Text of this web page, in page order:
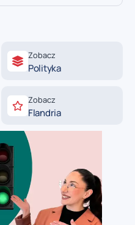
Zobacz
Polityka
Zobacz
Flandria